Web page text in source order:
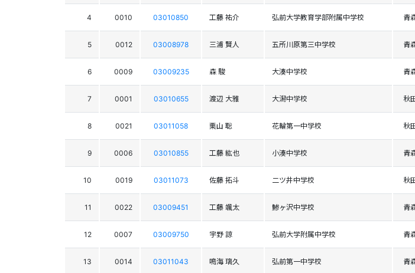
4 0010 03010850 工藤 祐介 弘前大学教育学部附属中学校 青
5 0012 03008978 三浦 賢人 五所川原第三中学校 青
6 0009 03009235 森 駿 大湊中学校 青
7 0001 03010655 渡辺 大雅 大潟中学校 秋
8 0021 03011058 栗山 聡 花輪第一中学校 秋
9 0006 03010855 工藤 紘也 小湊中学校 青
10 0019 03011073 佐藤 拓斗 二ツ井中学校 秋
11 0022 03009451 工藤 颯太 鯵ヶ沢中学校 青
12 0007 03009750 宇野 諒 弘前大学附属中学校 青
13 0014 03011043 鳴海 璃久 弘前第一中学校 青